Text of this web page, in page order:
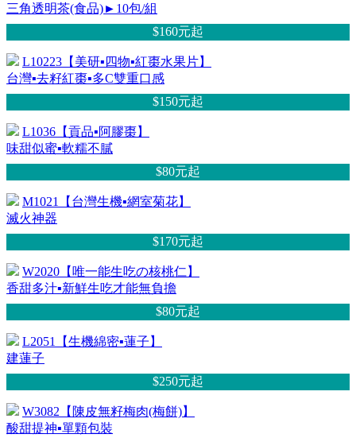
三角透明茶(食品)►10包/組
$160元起
L10223【美研▪四物▪紅棗水果片】
台灣▪去籽紅棗▪多C雙重口感
$150元起
L1036【貢品▪阿膠棗】
味甜似蜜▪軟糯不膩
$80元起
M1021【台灣生機▪網室菊花】
滅火神器
$170元起
W2020【唯一能生吃の核桃仁】
香甜多汁▪新鮮生吃才能無負擔
$80元起
L2051【生機綿密▪蓮子】
建蓮子
$250元起
W3082【陳皮無籽梅肉(梅餅)】
酸甜提神▪單顆包裝